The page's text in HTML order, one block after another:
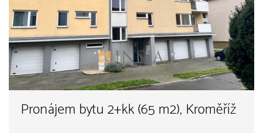
Pronájem bytu 2+kk (65 m2), Kroměříž